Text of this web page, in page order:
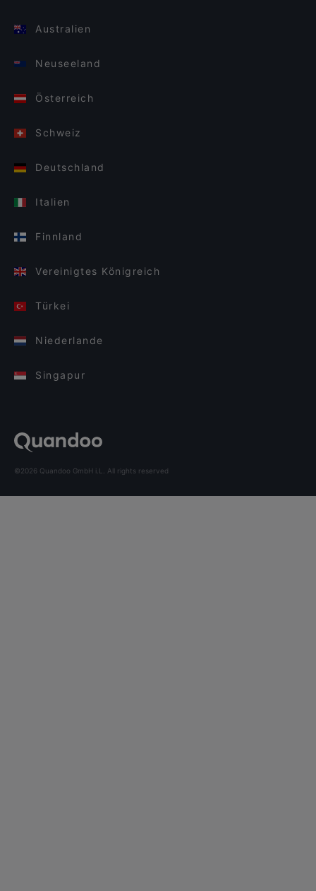
Australien
Neuseeland
Österreich
Schweiz
Deutschland
Italien
Finnland
Vereinigtes Königreich
Türkei
Niederlande
Singapur
©2026 Quandoo GmbH i.L. All rights reserved